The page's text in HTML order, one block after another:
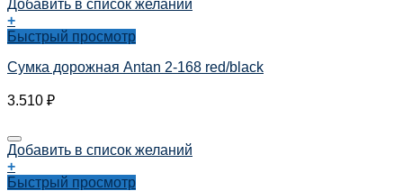
Добавить в список желаний
+
Быстрый просмотр
Сумка дорожная Antan 2-168 red/black
3.510 ₽
Добавить в список желаний
+
Быстрый просмотр